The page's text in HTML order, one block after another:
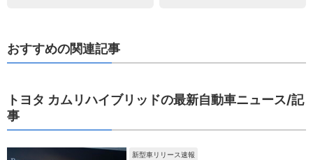
おすすめの関連記事
トヨタ カムリハイブリッドの最新自動車ニュース/記
事
新型車リリース速報